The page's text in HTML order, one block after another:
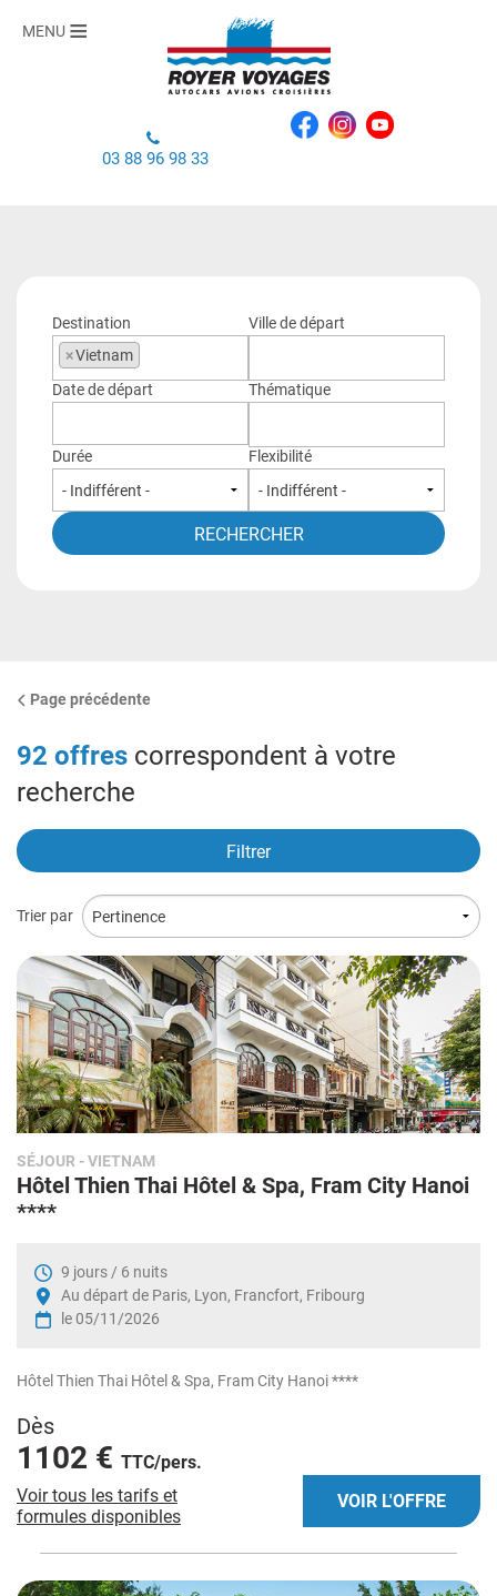
03 88 96 98 33
MENU
Destination
×Vietnam
Ville de départ
Date de départ Thématique
Durée Flexibilité
RECHERCHER
Page précédente
92 offres correspondent à votre
recherche
Filtrer
Trier par
SÉJOUR - VIETNAM
Hôtel Thien Thai Hôtel & Spa, Fram City Hanoi
****
9 jours / 6 nuits
Au départ de Paris, Lyon, Francfort, Fribourg
le 05/11/2026
Hôtel Thien Thai Hôtel & Spa, Fram City Hanoi ****
Dès
1102 € TTC/pers.
Voir tous les tarifs et
formules disponibles
VOIR L'OFFRE